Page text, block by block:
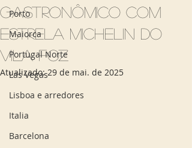
Porto
Maiorca
Portugal Norte
Las Vegas
Lisboa e arredores
Italia
Barcelona
gastronômico com
estrela Michelin do
Vila Foz
Atualizado:29 de mai. de 2025